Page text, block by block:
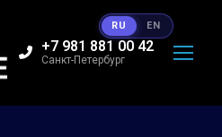
+7 981 881 00 42
Санкт-Петербург
RU EN